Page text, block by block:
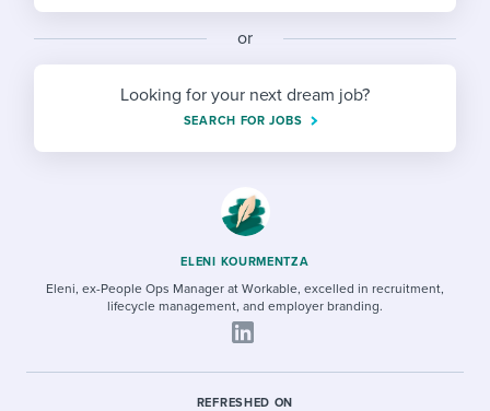
Ensuring compliance
Finding and attracting people
Establishing an employer brand
Candidate/employee experiences
Step-by-step tutorials
Free ebooks & reports
HR terms
Career development
Modern working life
Overall career resources
Start a free trial
or
Looking for your next dream job?
SEARCH FOR JOBS
ELENI KOURMENTZA
Eleni, ex-People Ops Manager at Workable, excelled in recruitment,
lifecycle management, and employer branding.
REFRESHED ON